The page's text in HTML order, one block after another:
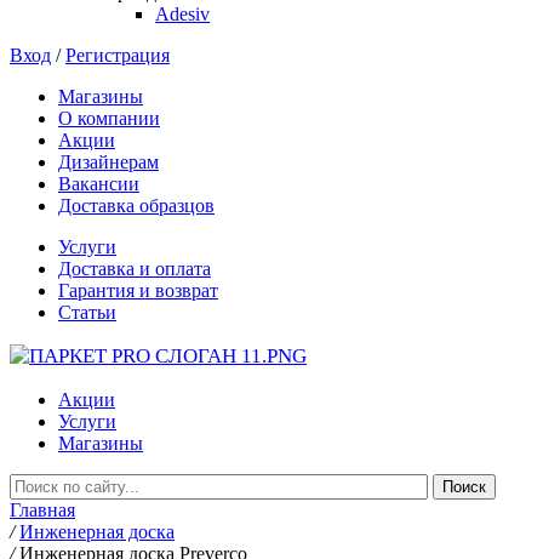
Adesiv
Вход /Регистрация
Магазины
О компании
Акции
Дизайнерам
Вакансии
Доставка образцов
Услуги
Доставка и оплата
Гарантия и возврат
Статьи
Акции
Услуги
Магазины
Главная
/ Инженерная доска
/ Инженерная доска Preverco